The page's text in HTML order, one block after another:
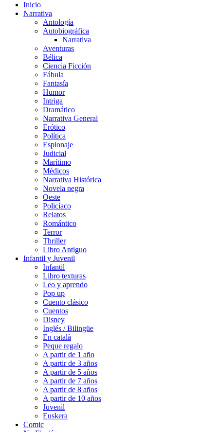
Inicio
Narrativa
Antología
Autobiográfica
Narrativa
Aventuras
Bélica
Ciencia Ficción
Fábula
Fantasía
Humor
Intriga
Dramático
Narrativa General
Erótico
Política
Espionaje
Judicial
Marítimo
Médicos
Narrativa Histórica
Novela negra
Oeste
Policíaco
Relatos
Romántico
Terror
Thriller
Libro Antiguo
Infantil y Juvenil
Infantil
Libro texturas
Leo y aprendo
Pop up
Cuento clásico
Cuentos
Disney
Inglés / Bilingüe
En català
Peque regalo
A partir de 1 año
A partir de 3 años
A partir de 5 años
A partir de 7 años
A partir de 8 años
A partir de 10 años
Juvenil
Euskera
Comic